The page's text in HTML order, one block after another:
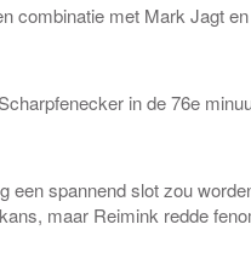
combinatie met Mark Jagt
in de 76e
spannend slot zou
maar Reimink redde